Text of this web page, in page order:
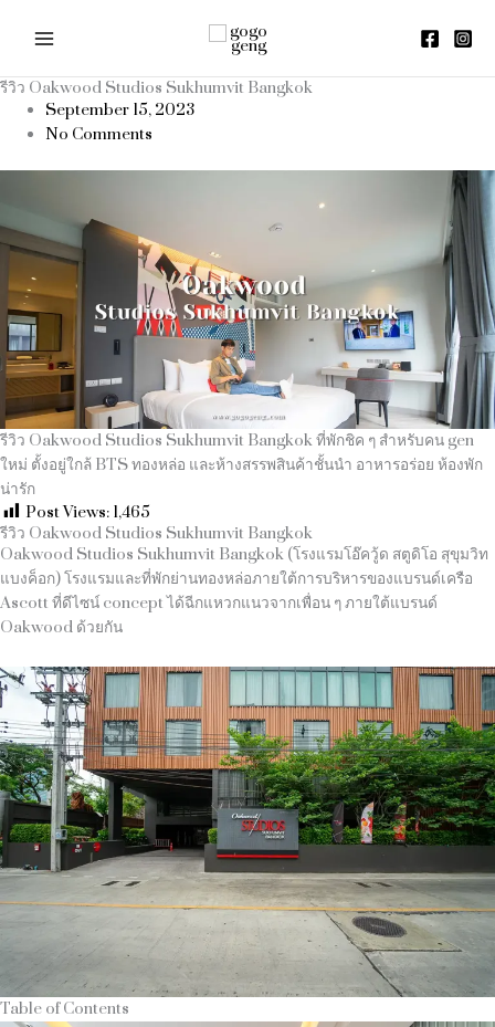
รีวิว Oakwood Studios Sukhumvit Bangkok
September 15, 2023
No Comments
รีวิว Oakwood Studios Sukhumvit Bangkok ที่พักชิค ๆ สำหรับคน gen
ใหม่ ตั้งอยู่ใกล้ BTS ทองหล่อ และห้างสรรพสินค้าชั้นนำ อาหารอร่อย ห้องพัก
น่ารัก
Post Views: 1,465
รีวิว Oakwood Studios Sukhumvit Bangkok
Oakwood Studios Sukhumvit Bangkok (โรงแรมโอ๊ควู้ด สตูดิโอ สุขุมวิท
แบงค็อก) โรงแรมและที่พักย่านทองหล่อภายใต้การบริหารของแบรนด์เครือ
Ascott ที่ดีไซน์ concept ได้ฉีกแหวกแนวจากเพื่อน ๆ ภายใต้แบรนด์
Oakwood ด้วยกัน
Table of Contents